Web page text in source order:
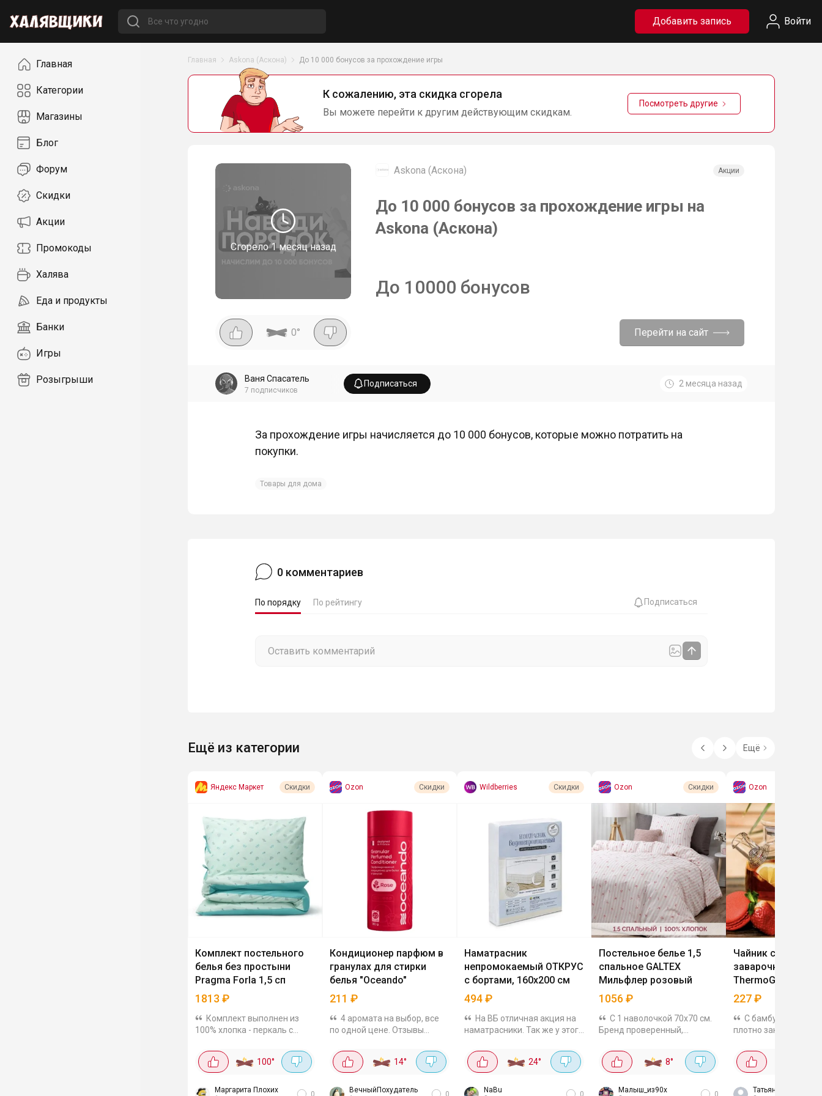
Добавить запись Войти
НавигацияГлавная
Категории
Магазины
Блог
Форум
Скидки
Акции
Промокоды
Халява
Еда и продукты
Банки
Игры
Розыгрыши
Главная Askona (Аскона) До 10 000 бонусов за прохождение игры
К сожалению, эта скидка сгорела
Вы можете перейти к другим действующим скидкам.
Посмотреть другие
Сгорело1 месяц назад
Askona (Аскона) Акции
До 10 000 бонусов за прохождение игры на
Askona (Аскона)
До 10000 бонусов
0° Перейти на сайт
Ваня Спасатель
7 подписчиков
Подписаться 2 месяца назад
За прохождение игры начисляется до 10 000 бонусов, которые можно потратить на
покупки.
Товары для дома
0 комментариев
По порядку По рейтингу Подписаться
Ещё из категории Ещё
Яндекс Маркет Скидки
Комплект постельного
белья без простыни
Pragma Forla 1,5 сп
1813 ₽
Комплект выполнен из
100% хлопка - перкаль с
мягкая, но прочная и
устойчивая к деформации. В
молнии (145×215 см) и...
100°
Маргарита Плохих
0
Ozon Скидки
Кондиционер парфюм в
гранулах для стирки
белья "Oceando"
211 ₽
4 аромата на выбор, все
по одной цене. Отзывы
14°
ВечныйПохудатель
0
Wildberries Скидки
Наматрасник
непромокаемый ОТКРУС
с бортами, 160х200 см
494₽
На ВБ отличная акция на
наматрасники. Так же у этого
отличные цены на простыни
на резинке.
24°
NaBu
0
Ozon Скидки
Постельное белье 1,5
спальное GALTEX
Мильфлер розовый
1056₽
С 1 наволочкой 70х70 см.
Бренд проверенный,
Дешевле не встречала.
Много расцветок на выбор.
8°
Малыш_из90х
0
Ozon
Чайник
заварочный
ThermoGlass
900 мл
227₽
С бамбуковой
плотно закрывается.
классная.
Татьяна